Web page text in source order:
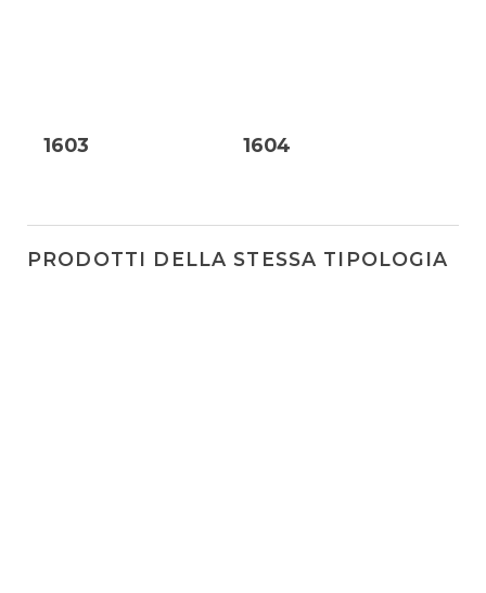
1603 1604
PRODOTTI DELLA STESSA TIPOLOGIA